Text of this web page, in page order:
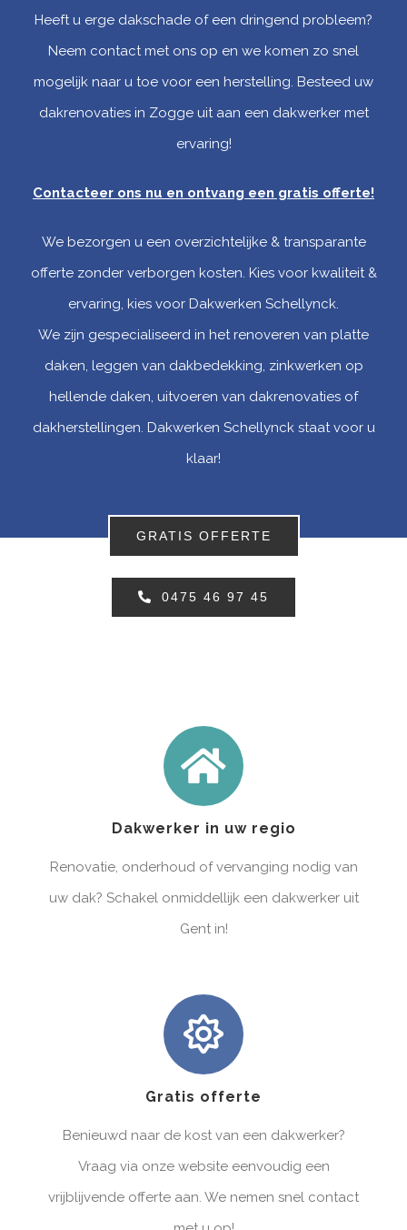
Heeft u erge dakschade of een dringend probleem?
Neem contact met ons op en we komen zo snel
mogelijk naar u toe voor een herstelling. Besteed uw
dakrenovaties in Zogge uit aan een dakwerker met
ervaring!
Contacteer ons nu en ontvang een gratis offerte!
We bezorgen u een overzichtelijke & transparante
offerte zonder verborgen kosten. Kies voor kwaliteit &
ervaring, kies voor Dakwerken Schellynck.
We zijn gespecialiseerd in het renoveren van platte
daken, leggen van dakbedekking, zinkwerken op
hellende daken, uitvoeren van dakrenovaties of
dakherstellingen. Dakwerken Schellynck staat voor u
klaar!
GRATIS OFFERTE
0475 46 97 45
Dakwerker in uw regio
Renovatie, onderhoud of vervanging nodig van
uw dak? Schakel onmiddellijk een dakwerker uit
Gent in!
Gratis offerte
Benieuwd naar de kost van een dakwerker?
Vraag via onze website eenvoudig een
vrijblijvende offerte aan. We nemen snel contact